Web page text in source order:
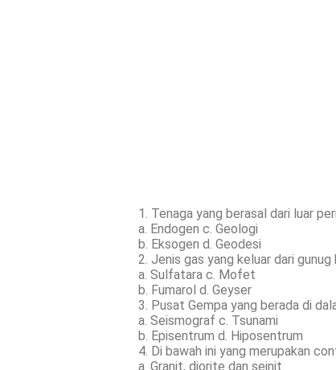
1. Tenaga yang berasal dari luar
a. Endogen c. Geologi
b. Eksogen d. Geodesi
2. Jenis gas yang keluar dari
a. Sulfatara c. Mofet
b. Fumarol d. Geyser
3. Pusat Gempa yang berada di
a. Seismograf c. Tsunami
b. Episentrum d. Hiposentrum
4. Di bawah ini yang merupakan
a. Granit, diorite dan seinit